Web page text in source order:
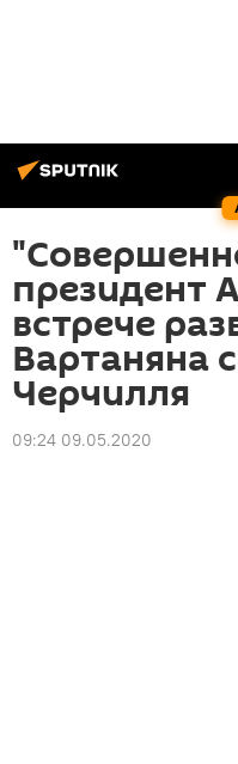
президент
встрече
Вартаняна
Черчилля
09:24 09.05.2020